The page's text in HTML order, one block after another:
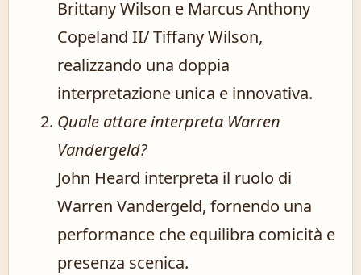
Brittany Wilson e Marcus Anthony
Copeland II/ Tiffany Wilson,
realizzando una doppia
interpretazione unica e innovativa.
Quale attore interpreta Warren
Vandergeld?
John Heard interpreta il ruolo di
Warren Vandergeld, fornendo una
performance che equilibra comicità e
presenza scenica.